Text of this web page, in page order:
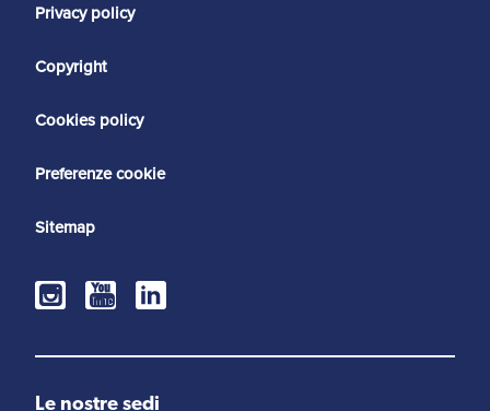
Privacy policy
Copyright
Cookies policy
Preferenze cookie
Sitemap
Le nostre sedi